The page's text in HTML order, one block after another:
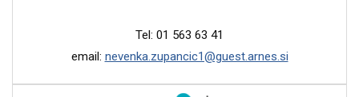
Tel: 01 563 63 41
email: nevenka.zupancic1@guest.arnes.si